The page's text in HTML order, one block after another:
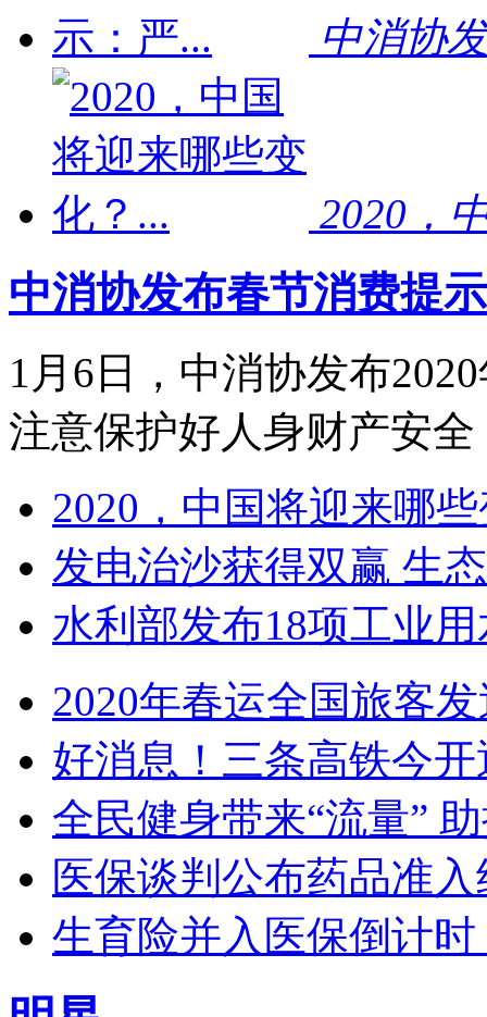
中消协
2020，
中消协发布春节消费提
1月6日，中消协发布
注意保护好人身财产安
2020，中国将迎来哪
发电治沙获得双赢 生
水利部发布18项工业
2020年春运全国旅客
好消息！三条高铁今
全民健身带来“流量”
医保谈判公布药品准
生育险并入医保倒计